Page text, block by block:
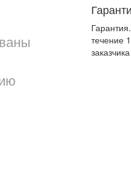
течение
заказчика